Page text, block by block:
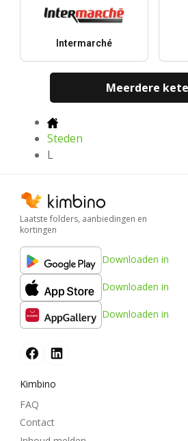
Intermarché
Meerdere
Steden
L
Laatste folders, aanbiedingen en
kortingen
Downloaden in
Downloaden in
Downloaden in
Kimbino
FAQ
Contact